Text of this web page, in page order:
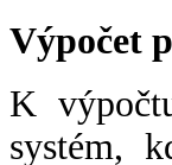
Výpočet
K
systém,